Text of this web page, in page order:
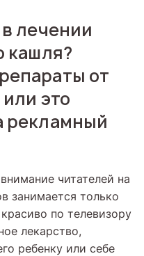
лечении
кашля?
от
это
рекламный
читателей на
занимается только
по телевизору
лекарство,
ребенку или себе